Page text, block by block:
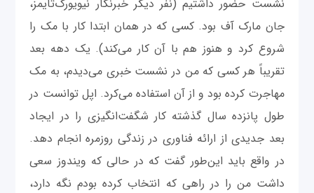
نشست حضور داشتیم (نفر دیگر خبرنگار نیویورک‌تایمز،
جان مارک آف بود. کسی که در همان ابتدا کار با مک را
شروع کرد و هنوز هم با آن کار می‌کند). یک دهه بعد
تقریباً هر کسی که من در نشست خبری می‌دیدم، به مک
مهاجرت کرده بود و از آن استفاده می‌کرد. اپل توانست در
طول پانزده سال گذشته کار شگفت‌انگیزی را در ایجاد
بعد جدیدی از ارائه فناوری در زندگی روزمره انجام دهد.
در واقع باید این‌طور گفت که در حالی که ویندوز سعی
داشت من را در راهی که انتخاب کرده بودم نگه دارد،